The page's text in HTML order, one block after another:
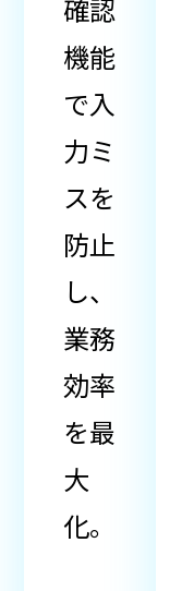
確認
機能
で入
力ミ
スを
防止
し、
業務
効率
を最
大
化。